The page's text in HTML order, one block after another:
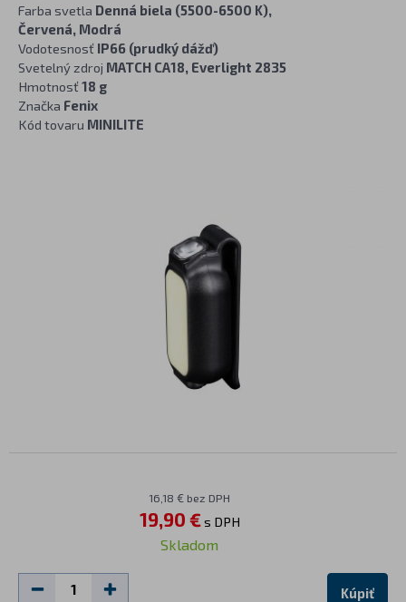
Farba svetla Denná biela (5500-6500 K),
Červená, Modrá
Vodotesnosť IP66 (prudký dážď)
Svetelný zdroj MATCH CA18, Everlight 2835
Hmotnosť 18 g
Značka Fenix
Kód tovaru MINILITE
16,18 € bez DPH
19,90 €s DPH
Skladom
Kúpiť